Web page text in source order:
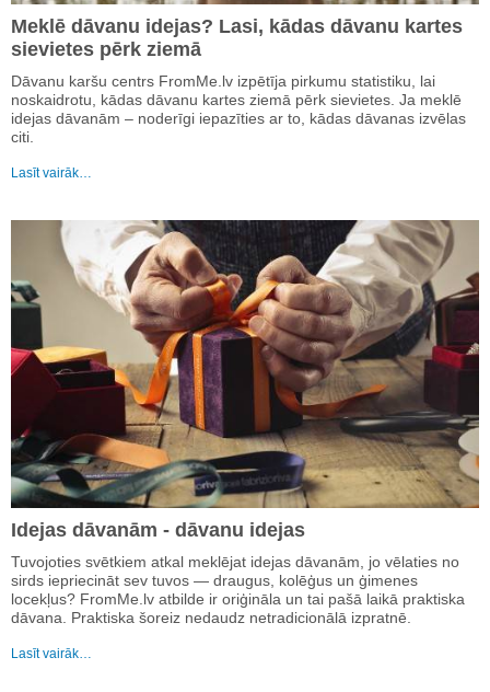
Meklē dāvanu idejas? Lasi, kādas dāvanu kartes
sievietes pērk ziemā
Dāvanu karšu centrs FromMe.lv izpētīja pirkumu statistiku, lai
noskaidrotu, kādas dāvanu kartes ziemā pērk sievietes. Ja meklē
idejas dāvanām – noderīgi iepazīties ar to, kādas dāvanas izvēlas
citi.
Lasīt vairāk…
Idejas dāvanām - dāvanu idejas
Tuvojoties svētkiem atkal meklējat idejas dāvanām, jo vēlaties no
sirds iepriecināt sev tuvos — draugus, kolēģus un ģimenes
locekļus? FromMe.lv atbilde ir oriģināla un tai pašā laikā praktiska
dāvana. Praktiska šoreiz nedaudz netradicionālā izpratnē.
Lasīt vairāk…